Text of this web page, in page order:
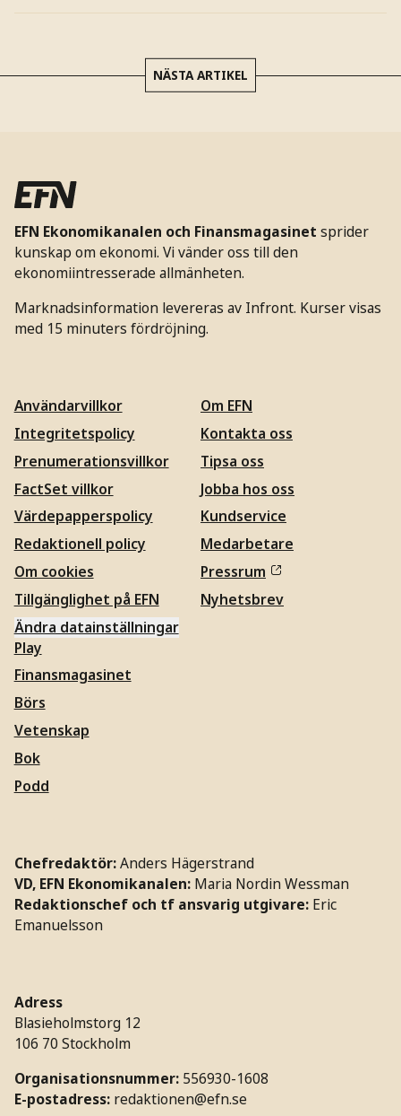
NÄSTA ARTIKEL
EFN Ekonomikanalen och Finansmagasinet sprider
kunskap om ekonomi. Vi vänder oss till den
ekonomiintresserade allmänheten.
Marknadsinformation levereras av Infront. Kurser visas
med 15 minuters fördröjning.
Användarvillkor
Integritetspolicy
Prenumerationsvillkor
FactSet villkor
Värdepapperspolicy
Redaktionell policy
Om cookies
Tillgänglighet på EFN
Ändra datainställningar
Om EFN
Kontakta oss
Tipsa oss
Jobba hos oss
Kundservice
Medarbetare
Pressrum
Nyhetsbrev
Play
Finansmagasinet
Börs
Vetenskap
Bok
Podd
Chefredaktör:Anders Hägerstrand
VD, EFN Ekonomikanalen: Maria Nordin Wessman
Redaktionschef och tf ansvarig utgivare: Eric
Emanuelsson
Adress
Blasieholmstorg 12
106 70 Stockholm
Organisationsnummer: 556930-1608
E-postadress: redaktionen@efn.se